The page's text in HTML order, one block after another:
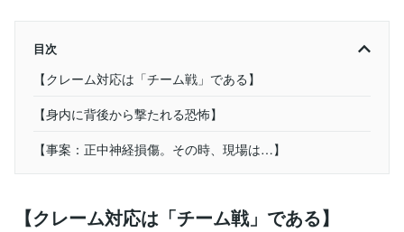
目次
【クレーム対応は「チーム戦」である】
【身内に背後から撃たれる恐怖】
【事案：正中神経損傷。その時、現場は…】
【クレーム対応は「チーム戦」である】